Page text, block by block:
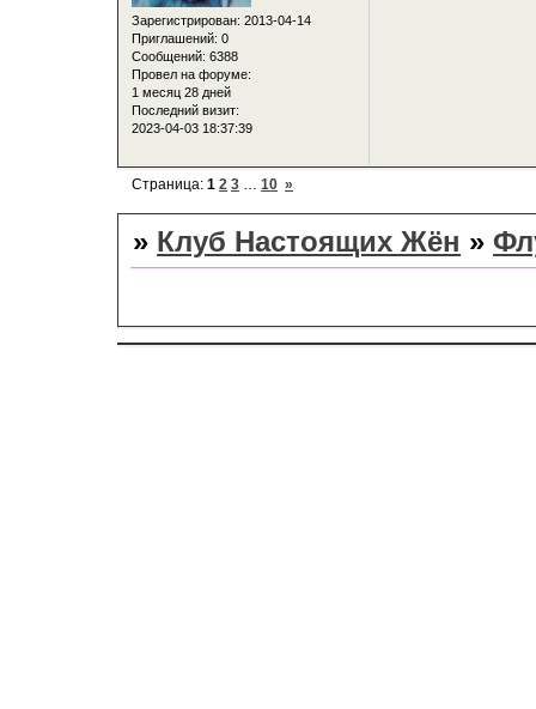
Зарегистрирован: 2013-04-14
Приглашений: 0
Сообщений: 6388
Провел на форуме:
1 месяц 28 дней
Последний визит:
2023-04-03 18:37:39
Страница:1 2 3 … 10 »
» Клуб Настоящих Жён »